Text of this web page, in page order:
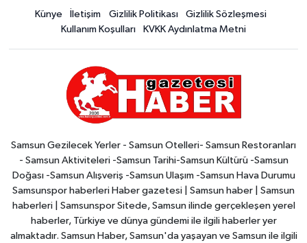
Künye İletişim Gizlilik Politikası
Gizlilik Sözleşmesi
Kullanım Koşulları
KVKK Aydınlatma Metni
Samsun Gezilecek Yerler - Samsun Otelleri- Samsun Restoranları
- Samsun Aktiviteleri -Samsun Tarihi-Samsun Kültürü -Samsun
Doğası -Samsun Alışveriş -Samsun Ulaşım -Samsun Hava Durumu
Samsunspor haberleri Haber gazetesi | Samsun haber | Samsun
haberleri | Samsunspor Sitede, Samsun ilinde gerçekleşen yerel
haberler, Türkiye ve dünya gündemi ile ilgili haberler yer
almaktadır. Samsun Haber, Samsun'da yaşayan ve Samsun ile ilgili